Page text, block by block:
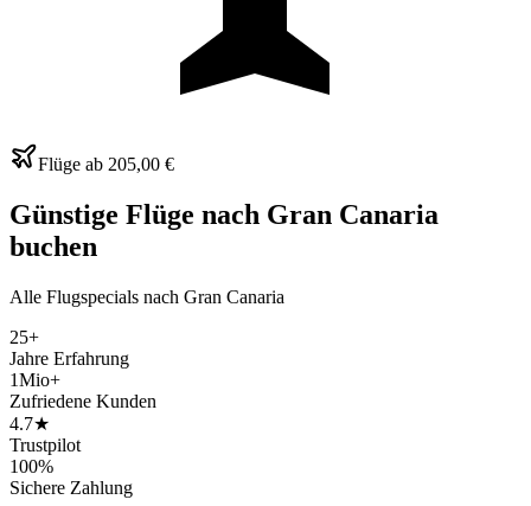
Flüge ab 205,00 €
Günstige Flüge nach Gran Canaria
buchen
Alle Flugspecials nach Gran Canaria
25+
Jahre Erfahrung
1Mio+
Zufriedene Kunden
4.7★
Trustpilot
100%
Sichere Zahlung